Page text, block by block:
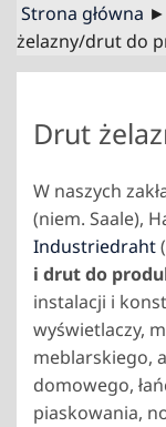
Strona główna ►
żelazny/drut do
Drut
W naszych
(niem. Saale),
Industriedraht
i drut do
instalacji i
wyświetlaczy,
meblarskiego,
domowego,
piaskowania,